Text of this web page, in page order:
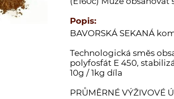
Popis:
BAVORSKÁ SEKANÁ
Technologická směs
polyfosfát E 450,
10g / 1kg díla
PRŮMĚRNÉ VÝŽIVOVÉ